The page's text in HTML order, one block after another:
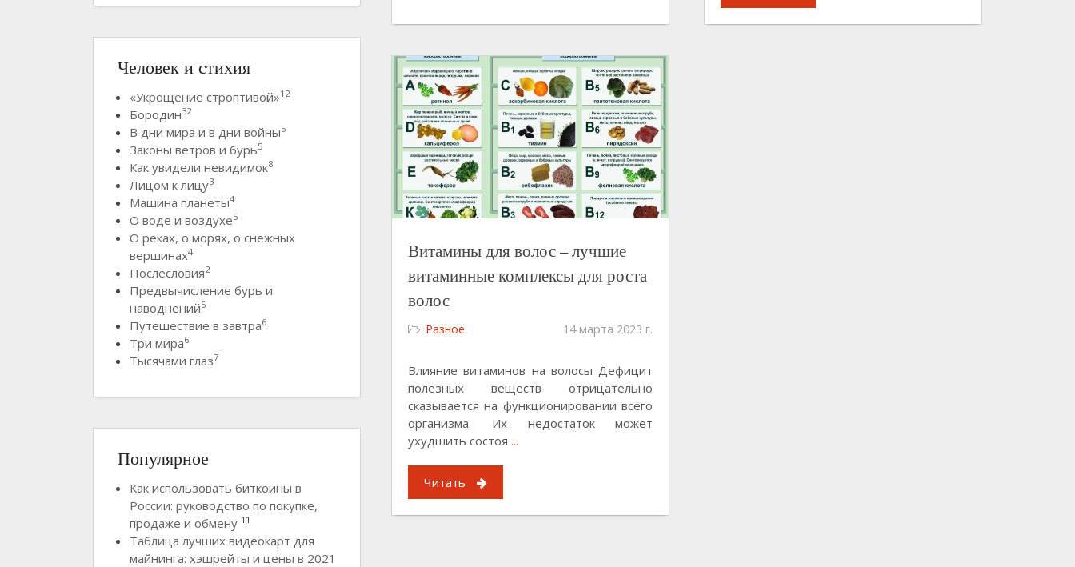
Витамины для волос – лучшие
витаминные комплексы для роста
волос
Разное 14 марта 2023 г.
Влияние витаминов на волосы Дефицит
полезных веществ отрицательно
сказывается на функционировании всего
организма. Их недостаток может
ухудшить состоя ...
Читать
Человек и стихия
«Укрощение строптивой»12
Бородин32
В дни мира и в дни войны5
Законы ветров и бурь5
Как увидели невидимок8
Лицом к лицу3
Машина планеты4
О воде и воздухе5
О реках, о морях, о снежных
вершинах4
Послесловия2
Предвычисление бурь и
наводнений5
Путешествие в завтра6
Три мира6
Тысячами глаз7
Популярное
Как использовать биткоины в
России: руководство по покупке,
продаже и обмену 11
Таблица лучших видеокарт для
майнинга: хэшрейты и цены в 2021